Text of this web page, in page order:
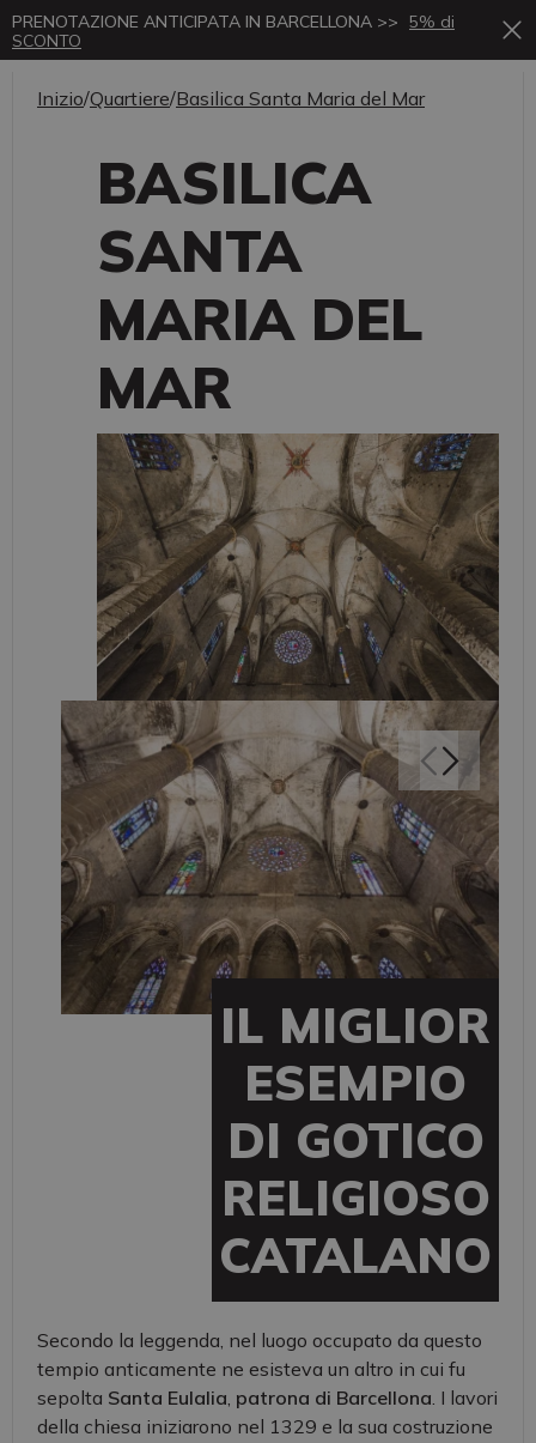
PRENOTAZIONE ANTICIPATA IN BARCELLONA >> 5% di
SCONTO
Inizio/Quartiere/Basilica Santa Maria del Mar
IL MIGLIOR
ESEMPIO
DI GOTICO
RELIGIOSO
CATALANO
Secondo la leggenda, nel luogo occupato da questo
tempio anticamente ne esisteva un altro in cui fu
sepolta Santa Eulalia patrona di Barcellona . I lavori
della chiesa iniziarono nel 1329 e la sua costruzione
BASILICA
SANTA
MARIA DEL
MAR